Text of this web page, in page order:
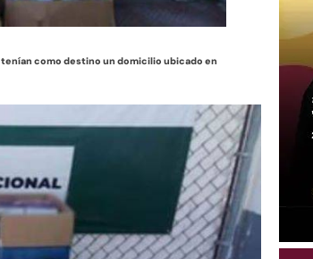
como destino un domicilio ubicado en